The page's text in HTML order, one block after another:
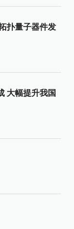
扑量子器件发
大幅提升我国